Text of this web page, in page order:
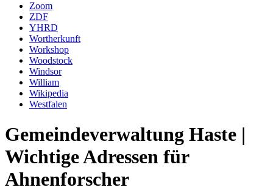
Zoom
ZDF
YHRD
Wortherkunft
Workshop
Woodstock
Windsor
William
Wikipedia
Westfalen
Gemeindeverwaltung Haste |
Wichtige Adressen für
Ahnenforscher